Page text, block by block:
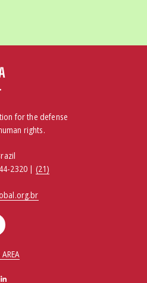
for the defense
rights.
2320 | (21)